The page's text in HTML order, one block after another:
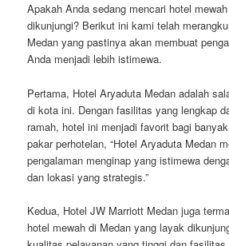
Apakah Anda sedang mencari hotel
dikunjungi? Berikut ini kami telah
Medan yang pastinya akan membuat
Anda menjadi lebih istimewa.
Pertama, Hotel Aryaduta Medan adalah
di kota ini. Dengan fasilitas yang lengkap
ramah, hotel ini menjadi favorit bagi
pakar perhotelan, “Hotel Aryaduta Medan
pengalaman menginap yang istimewa
dan lokasi yang strategis.”
Kedua, Hotel JW Marriott Medan juga
hotel mewah di Medan yang layak